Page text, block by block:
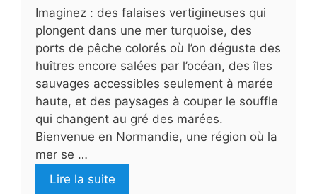
Imaginez : des falaises vertigineuses qui
plongent dans une mer turquoise, des
ports de pêche colorés où l’on déguste des
huîtres encore salées par l’océan, des îles
sauvages accessibles seulement à marée
haute, et des paysages à couper le souffle
qui changent au gré des marées.
Bienvenue en Normandie, une région où la
mer se …
Lire la suite